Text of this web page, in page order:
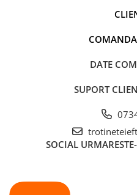
DATE
SUPORT
SOCIAL